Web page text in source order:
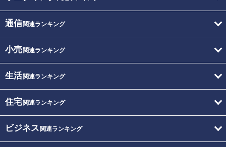
通信関連ランキング
小売関連ランキング
生活関連ランキング
住宅関連ランキング
ビジネス 関連ランキング